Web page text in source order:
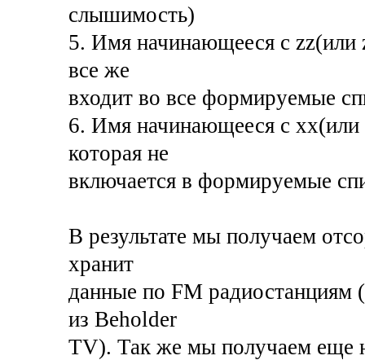
слышимость)
5. Имя начинающееся с
все же
входит во все формируемые
6. Имя начинающееся с
которая не
включается в формируемые
В результате мы получаем
хранит
данные по FM радиостанциям
из Beholder
TV). Так же мы получаем еще